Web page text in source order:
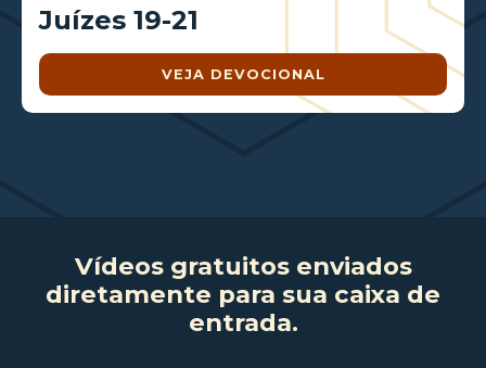
Juízes 19-21
VEJA DEVOCIONAL
Vídeos gratuitos enviados
diretamente para sua caixa de
entrada.